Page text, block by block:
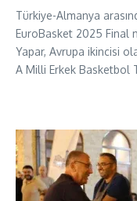
Türkiye-Almanya
EuroBasket 2025 Final
Yapar, Avrupa ikincisi
A Milli Erkek Basketbol